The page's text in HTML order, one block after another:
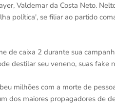
Valdemar da Costa Neto.
política', se filiar ao partido
de caixa 2 durante sua
destilar seu veneno, suas fake
milhões com a morte de
dos maiores propagadores de